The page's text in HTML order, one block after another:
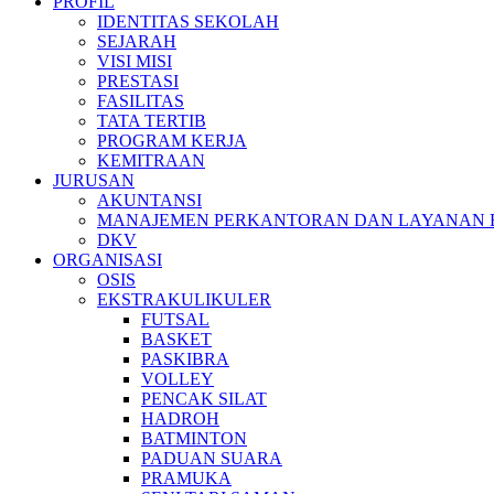
IDENTITAS SEKOLAH
SEJARAH
VISI MISI
PRESTASI
FASILITAS
TATA TERTIB
PROGRAM KERJA
KEMITRAAN
JURUSAN
AKUNTANSI
MANAJEMEN PERKANTORAN DAN LAYANAN
DKV
ORGANISASI
OSIS
EKSTRAKULIKULER
FUTSAL
BASKET
PASKIBRA
VOLLEY
PENCAK SILAT
HADROH
BATMINTON
PADUAN SUARA
PRAMUKA